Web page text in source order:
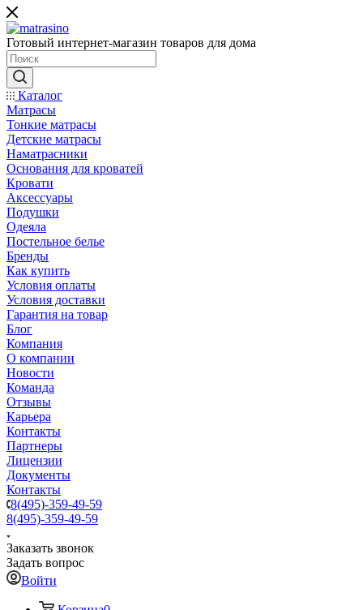
Готовый интернет-магазин товаров для дома
Каталог
Матрасы
Тонкие матрасы
Детские матрасы
Наматрасники
Основания для кроватей
Кровати
Аксессуары
Подушки
Одеяла
Постельное белье
Бренды
Как купить
Условия оплаты
Условия доставки
Гарантия на товар
Блог
Компания
О компании
Новости
Команда
Отзывы
Карьера
Контакты
Партнеры
Лицензии
Документы
Контакты
8(495)-359-49-59
8(495)-359-49-59
Заказать звонок
Задать вопрос
Войти